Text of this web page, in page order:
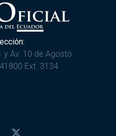
y Av. 10 de Agosto
Ext. 3134